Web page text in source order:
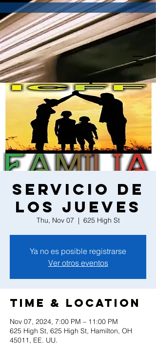
Servicio de
los Jueves
Thu, Nov 07
  |
625 High St
Ya no es posible registrarse
Ver otros eventos
Time & Location
Nov 07, 2024, 7:00 PM – 11:00 PM
625 High St, 625 High St, Hamilton, OH
45011, EE. UU.